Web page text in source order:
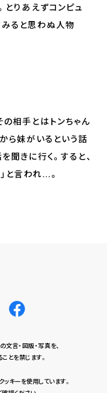
関連グッズ
ラボレーション
とりあえずコンピュ
ると思わぬ人物
相手とはトンちゃん
ら妹がいるという話
聞きに行く。すると、
と言われ…。
言・図版・写真を、
とを禁じます。
キーを使用しています。